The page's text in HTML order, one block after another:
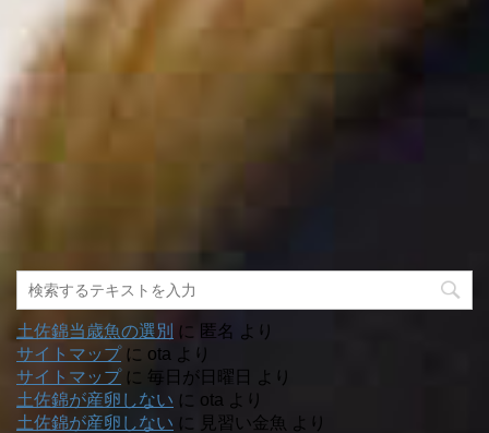
土佐錦当歳魚の選別 に 匿名 より
サイトマップに ota より
サイトマップに 毎日が日曜日
より
土佐錦が産卵しない に ota より
土佐錦が産卵しない に 見習い金魚 より